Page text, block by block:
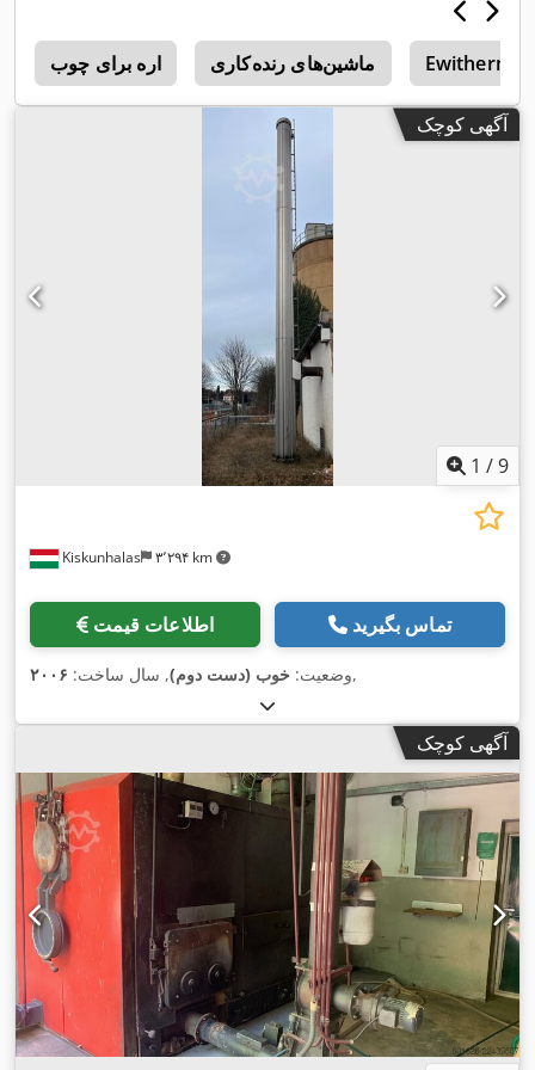
اره برای چوب ماشین‌های رنده‌کاری Ewitherm
آگهی کوچک
1 /9
Kiskunhalas ۳٬۲۹۴ km
اطلاعات قیمت تماس بگیرید
وضعیت: خوب (دست دوم), سال ساخت: ۲۰۰۶ ,
آگهی کوچک